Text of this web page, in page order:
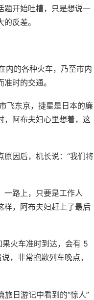
题开始吐槽，只是想说一
反差。
内的各种火车，乃至市内
时的交通。
飞东京，捷星是日本的廉
，阿布夫妇心里想着，这
因后，机长说：“我们将
一路上，只要是工作人
样，阿布夫妇赶上了最后
火车准时到达，会有 5
，非常抱歉列车晚点，
日游记中看到的“惊人”